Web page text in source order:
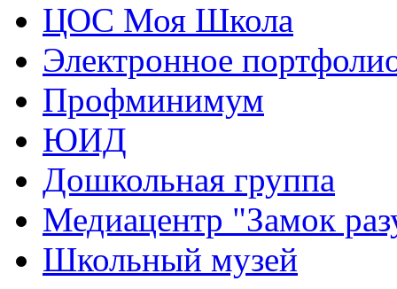
ЦОС Моя Школа
Электронное
Профминимум
ЮИД
Дошкольная группа
Медиацентр "Замок
Школьный музей